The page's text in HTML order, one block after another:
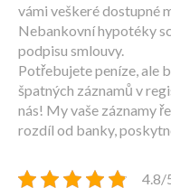
vámi veškeré dostupné
Nebankovní hypotéky
podpisu smlouvy.
Potřebujete peníze, ale
špatných záznamů v
nás! My vaše záznamy
rozdíl od banky,
4.8/